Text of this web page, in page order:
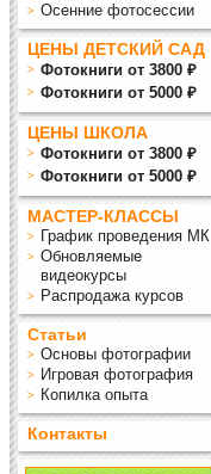
Осенние фотосессии
ЦЕНЫ ДЕТСКИЙ САД
Фотокниги от 3800 ₽
Фотокниги от 5000 ₽
ЦЕНЫ ШКОЛА
Фотокниги от 3800 ₽
Фотокниги от 5000 ₽
МАСТЕР-КЛАССЫ
График проведения МК
Обновляемые
видеокурсы
Распродажа курсов
Статьи
Основы фотографии
Игровая фотография
Копилка опыта
Контакты